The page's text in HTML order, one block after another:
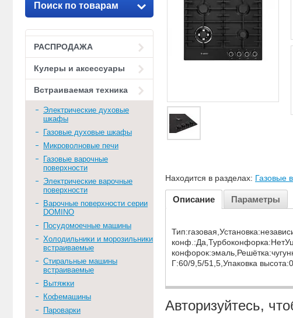
Поиск по товарам
РАСПРОДАЖА
Кулеры и аксессуары
Встраиваемая техника
Электрические духовые
шкафы
Газовые духовые шкафы
Микроволновые печи
Газовые варочные
поверхности
Электрические варочные
поверхности
Варочные поверхности серии
DOMINO
Посудомоечные машины
Холодильники и морозильники
встраиваемые
Стиральные машины
встраиваемые
Вытяжки
Кофемашины
Пароварки
Находится в разделах: Газовые
Описание Параметры
Г:60/9,5/51,5,Упаковка
Авторизуйтесь,